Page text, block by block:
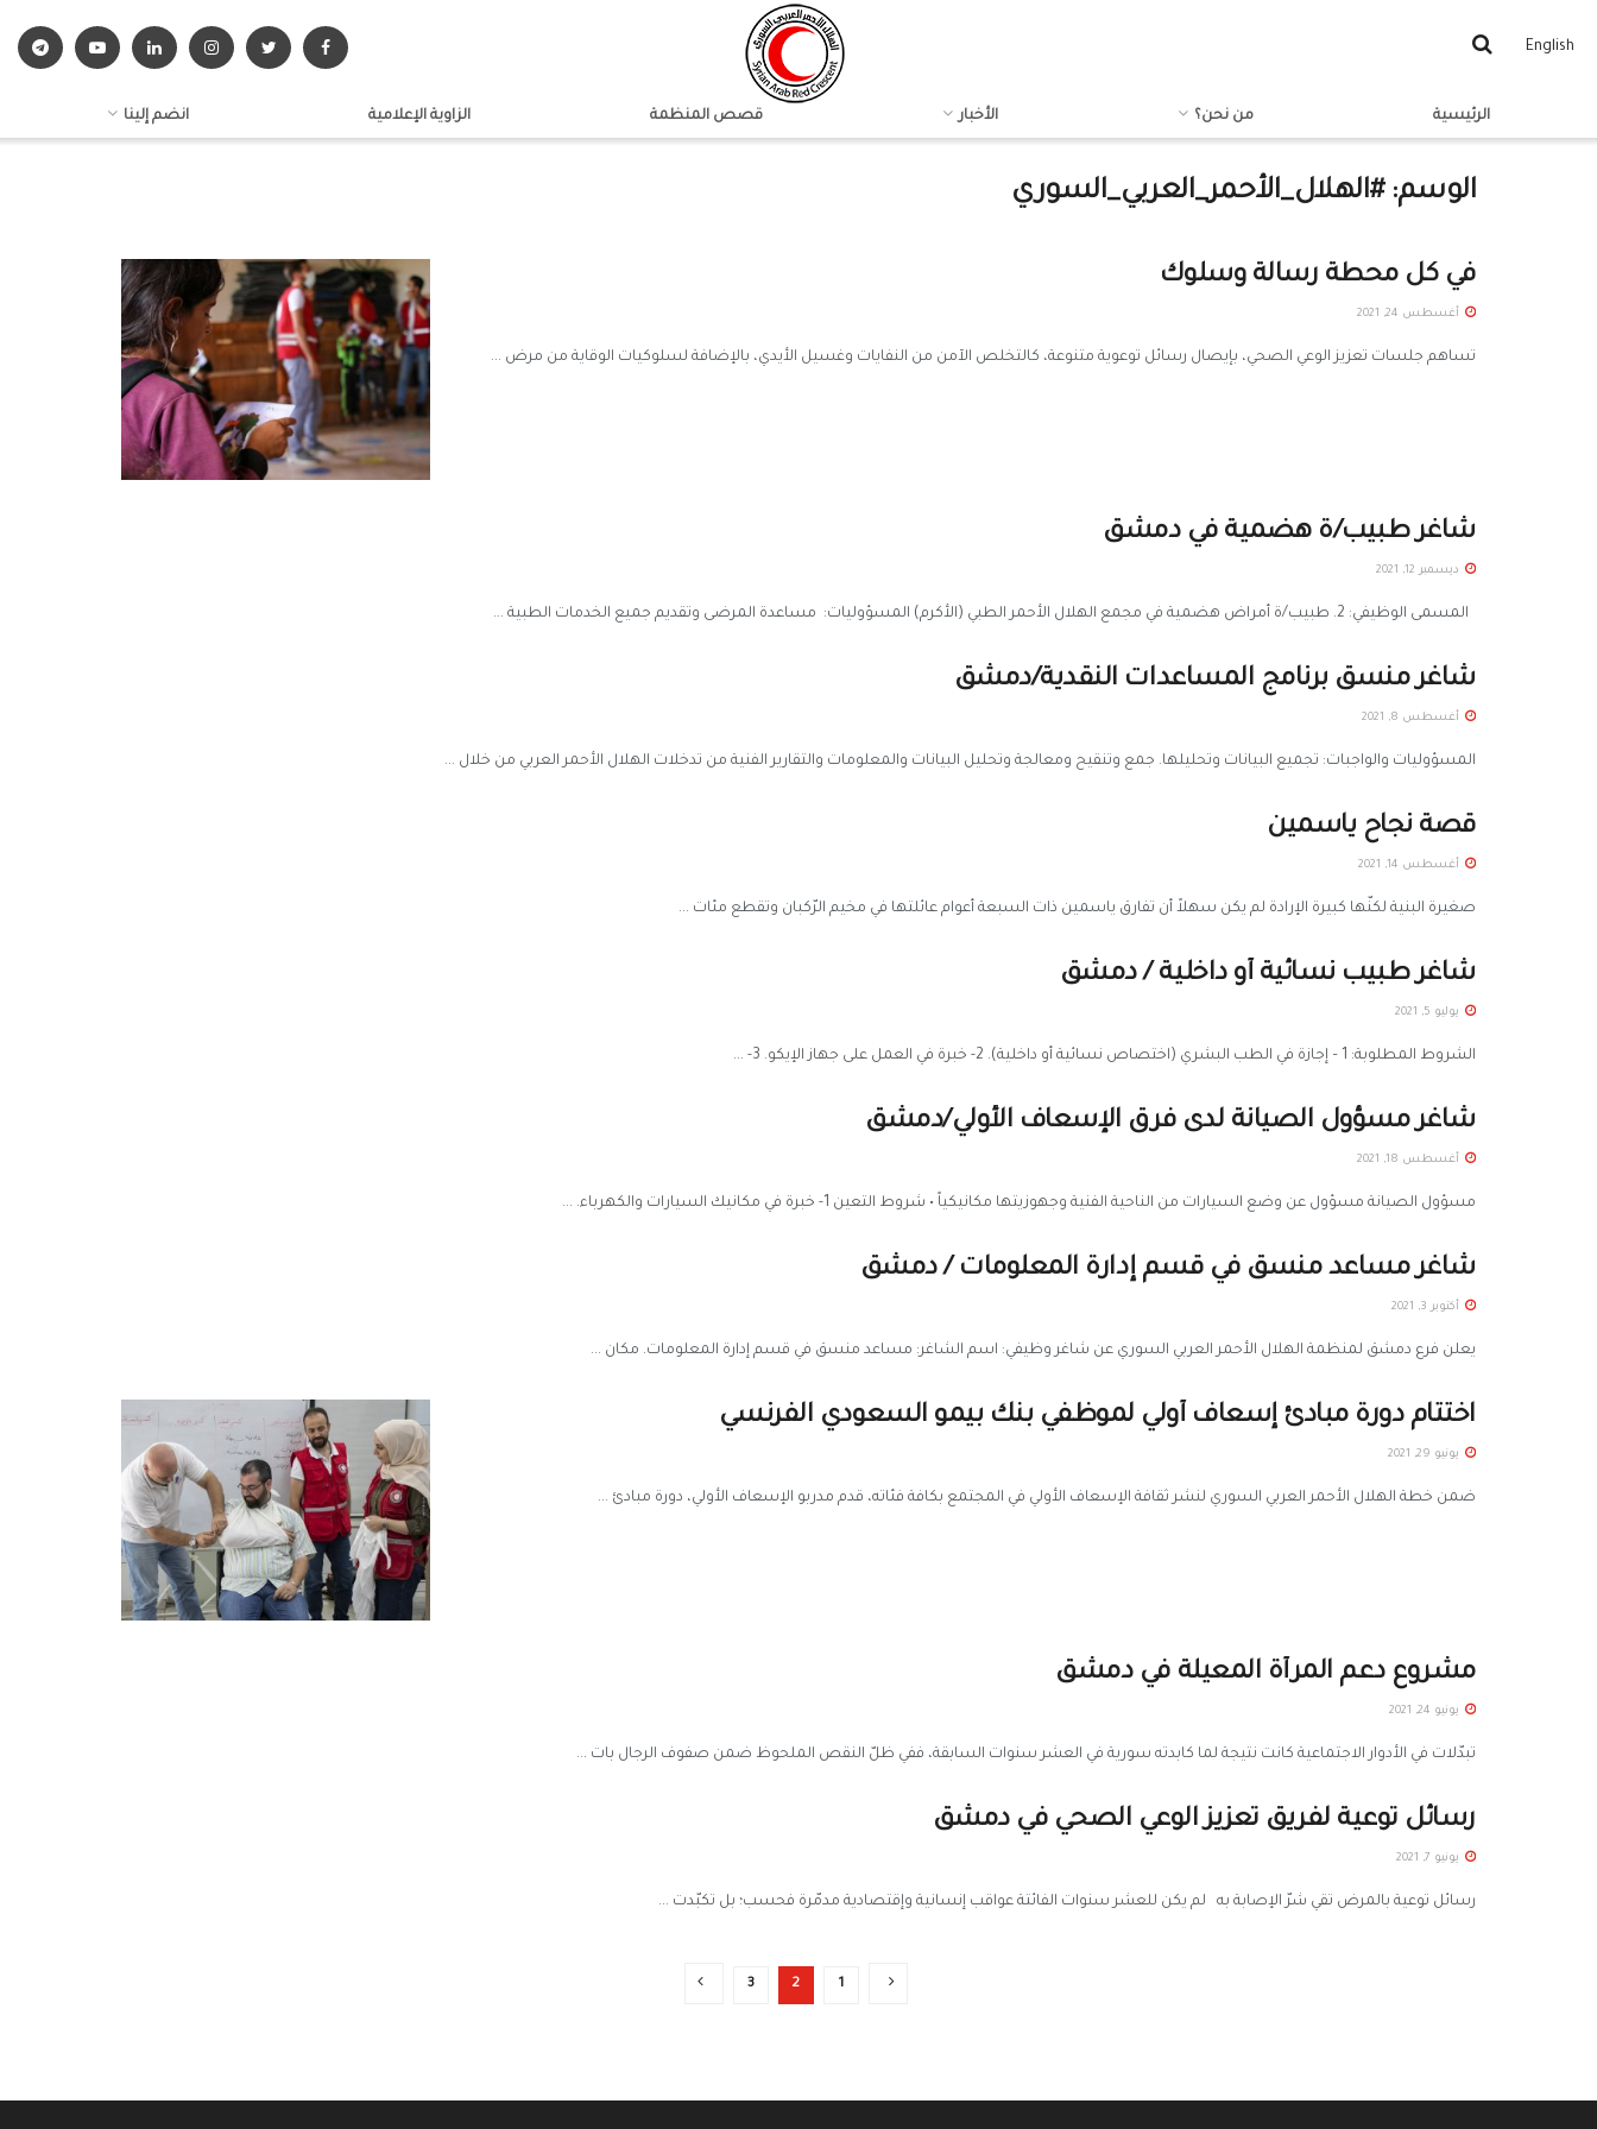
English
الرئيسية من نحن؟ الأخبار قصص المنظمة الزاوية الإعلامية انضم إلينا
الوسم:#الهلال_الأحمر_العربي_السوري
في كل محطة رسالة وسلوك
أغسطس 24, 2021
تساهم جلسات تعزيز الوعي الصحي، بإيصال رسائل توعوية متنوعة، كالتخلص الآمن من النفايات وغسيل الأيدي، بالإضافة لسلوكيات الوقاية من مرض ...
شاغر طبيب/ة هضمية في دمشق
ديسمبر 12, 2021
المسمى الوظيفي: 2. طبيب/ة أمراض هضمية في مجمع الهلال الأحمر الطبي (الأكرم) المسؤوليات: مساعدة المرضى وتقديم جميع الخدمات الطبية ...
شاغر منسق برنامج المساعدات النقدية/دمشق
أغسطس 8, 2021
المسؤوليات والواجبات: تجميع البيانات وتحليلها. جمع وتنقيح ومعالجة وتحليل البيانات والمعلومات والتقارير الفنية من تدخلات الهلال الأحمر العربي من خلال ...
قصة نجاح ياسمين
أغسطس 14, 2021
صغيرة البنية لكنّها كبيرة الإرادة لم يكن سهلاً أن تفارق ياسمين ذات السبعة أعوام عائلتها في مخيم الرّكبان وتقطع مئات ...
شاغر طبيب نسائية أو داخلية / دمشق
يوليو 5, 2021
الشروط المطلوبة: 1 – إجازة في الطب البشري (اختصاص نسائية أو داخلية). 2- خبرة في العمل على جهاز الإيكو. 3- ...
شاغر مسؤول الصيانة لدى فرق الإسعاف الأولي/دمشق
أغسطس 18, 2021
مسؤول الصيانة مسؤول عن وضع السيارات من الناحية الفنية وجهوزيتها مكانيكياً • شروط التعين 1- خبرة في مكانيك السيارات والكهرباء. ...
شاغر مساعد منسق في قسم إدارة المعلومات / دمشق
أكتوبر 3, 2021
يعلن فرع دمشق لمنظمة الهلال الأحمر العربي السوري عن شاغر وظيفي: اسم الشاغر: مساعد منسق في قسم إدارة المعلومات. مكان ...
اختتام دورة مبادئ إسعاف أولي لموظفي بنك بيمو السعودي الفرنسي
يونيو 29, 2021
ضمن خطة الهلال الأحمر العربي السوري لنشر ثقافة الإسعاف الأولي في المجتمع بكافة فئاته، قدم مدربو الإسعاف الأولي، دورة مبادئ ...
مشروع دعم المرأة المعيلة في دمشق
يونيو 24, 2021
تبدّلات في الأدوار الاجتماعية كانت نتيجة لما كابدته سورية في العشر سنوات السابقة، ففي ظلّ النقص الملحوظ ضمن صفوف الرجال بات ...
رسائل توعية لفريق تعزيز الوعي الصحي في دمشق
يونيو 7, 2021
رسائل توعية بالمرض تقي شرّ الإصابة به لم يكن للعشر سنوات الفائتة عواقب إنسانية وإقتصادية مدمّرة فحسب؛ بل تكبّدت ...
1
2
3